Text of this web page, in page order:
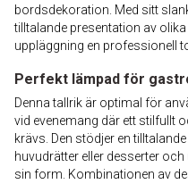
bordsdekoration. Med sitt
tilltalande presentation av
uppläggning en professionell
Perfekt lämpad för
Denna tallrik är optimal för
vid evenemang där ett stilfullt
krävs. Den stödjer en
huvudrätter eller desserter
sin form. Kombinationen av